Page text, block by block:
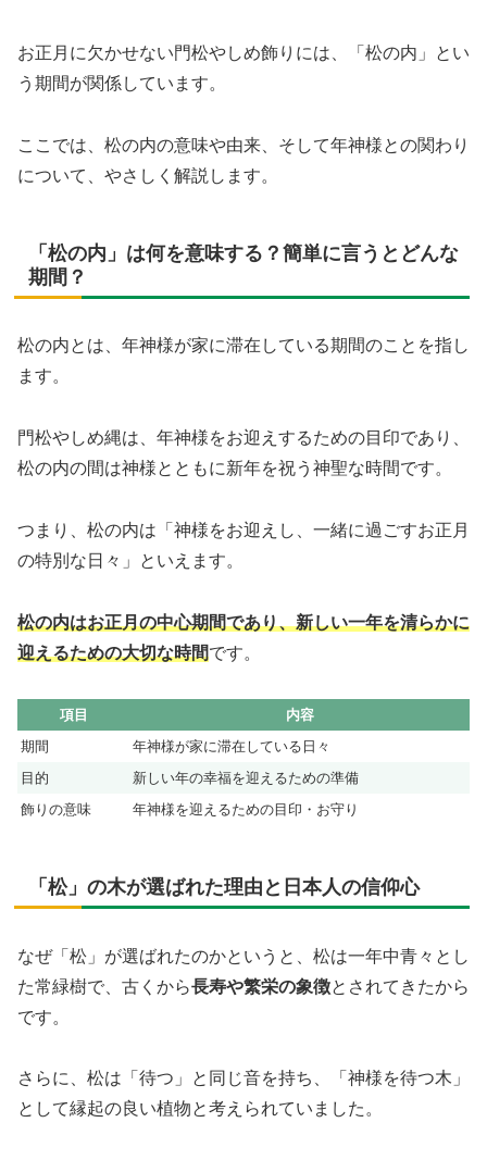
お正月に欠かせない門松やしめ飾りには、「松の内」とい
う期間が関係しています。
ここでは、松の内の意味や由来、そして年神様との関わり
について、やさしく解説します。
「松の内」は何を意味する？簡単に言うとどんな
期間？
松の内とは、年神様が家に滞在している期間のことを指し
ます。
門松やしめ縄は、年神様をお迎えするための目印であり、
松の内の間は神様とともに新年を祝う神聖な時間です。
つまり、松の内は「神様をお迎えし、一緒に過ごすお正月
の特別な日々」といえます。
松の内はお正月の中心期間であり、新しい一年を清らかに
迎えるための大切な時間です。
項目
内容
期間
年神様が家に滞在している日々
目的
新しい年の幸福を迎えるための準備
飾りの意味
年神様を迎えるための目印・お守り
「松」の木が選ばれた理由と日本人の信仰心
なぜ「松」が選ばれたのかというと、松は一年中青々とし
た常緑樹で、古くから長寿や繁栄の象徴とされてきたから
です。
さらに、松は「待つ」と同じ音を持ち、「神様を待つ木」
として縁起の良い植物と考えられていました。